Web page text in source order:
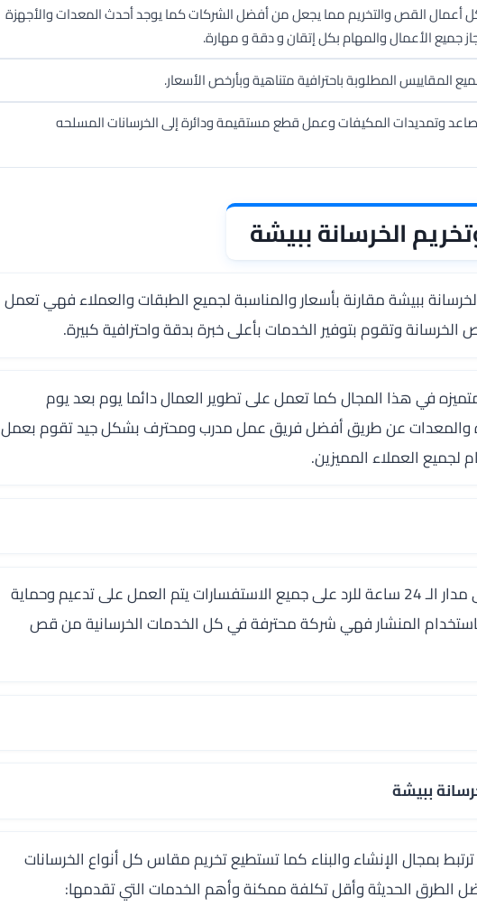
القص والتخريم مما يجعل من أفضل الشركات كما يوجد أحدث المعدات والأجهزة
جميع الأعمال والمهام بكل إتقان و دقة و مهارة.
المقاييس المطلوبة باحترافية متناهية وبأرخص الأسعار.
وتمديدات المكيفات وعمل قطع مستقيمة ودائرة إلى الخرسانات المسلحه
الخرسانة ببيشة
ببيشةمقارنة بأسعار والمناسبة لجميع الطبقات والعملاء فهي تعمل
وتقوم بتوفير الخدمات بأعلى خبرة بدقة واحترافية كبيرة.
في هذا المجال كما تعمل على تطوير العمال دائما يوم بعد يوم
والمعدات عن طريق أفضل فريق عمل مدرب ومحترف بشكل جيد تقوم بعمل
العملاء المميزين.
لديها خدمة عملاء متواجدة على مدار الـ 24 ساعة للرد على جميع الاستفسارات يتم العمل على تدعيم وحماية
المنشار فهي شركة محترفة في كل الخدمات الخرسانية من قص
ببيشة
بمجال الإنشاء والبناء كما تستطيع تخريم مقاس كل أنواع الخرسانات
الطرق الحديثة وأقل تكلفة ممكنة وأهم الخدمات التي تقدمها: